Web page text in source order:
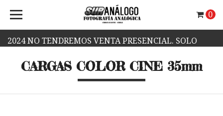
2024 NO TENDREMOS VENTA PRESENCIAL. SOLO
VENTA WEB.
0
CARGAS COLOR CINE 35mm